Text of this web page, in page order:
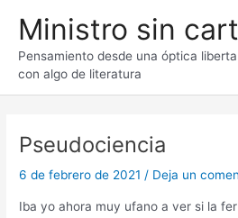
contenido
Ministro sin
Pensamiento desde una óptica
con algo de literatura
Pseudociencia
6 de febrero de 2021/ Deja un
Iba yo ahora muy ufano a ver si la